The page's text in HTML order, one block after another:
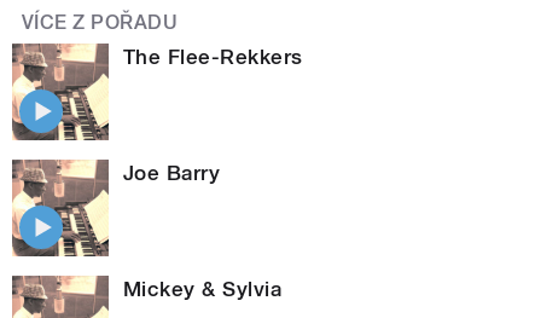
VÍCE Z POŘADU
The Flee-Rekkers
Joe Barry
Mickey & Sylvia